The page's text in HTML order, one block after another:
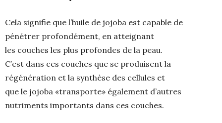
Cela signifie que l’huile de jojoba est capable de
pénétrer profondément, en atteignant
les couches les plus profondes de la peau.
C’est dans ces couches que se produisent la
régénération et la synthèse des cellules et
que le jojoba «transporte» également d’autres
nutriments importants dans ces couches.